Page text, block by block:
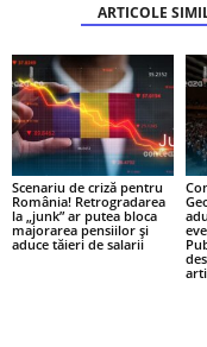
ARTICOLE
Scenariu de criză pentru
România! Retrogradarea
la „junk” ar putea bloca
majorarea pensiilor și
aduce tăieri de salarii